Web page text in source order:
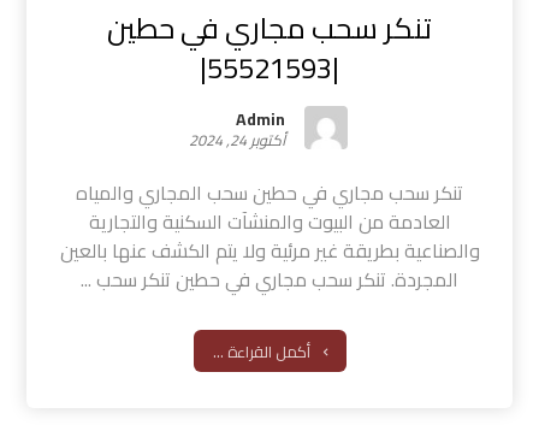
تنكر سحب مجاري في حطين
|55521593|
Admin
أكتوبر 24, 2024
تنكر سحب مجاري في حطين سحب المجاري والمياه
العادمة من البيوت والمنشآت السكنية والتجارية
والصناعية بطريقة غير مرئية ولا يتم الكشف عنها بالعين
المجردة. تنكر سحب مجاري في حطين تنكر سحب ...
أكمل القراءة ...